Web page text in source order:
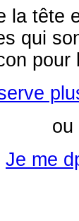
la tête
qui
pour
ou
Je me